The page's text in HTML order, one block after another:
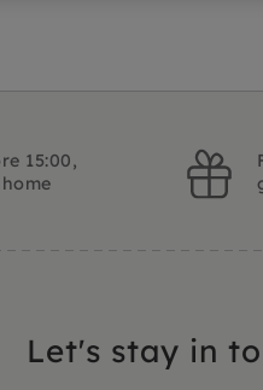
15:00,
Let's stay in